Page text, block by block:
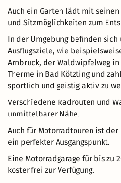
Auch ein Garten lädt mit
und Sitzmöglichkeiten zum
In der Umgebung befinden
Ausflugsziele, wie
Arnbruck, der Waldwipfelweg in
Therme in Bad Kötzting und
sportlich und geistig aktiv zu
Verschiedene Radrouten und
unmittelbarer Nähe.
Auch für Motorradtouren ist der
ein perfekter Ausgangspunkt.
Eine Motorradgarage für bis zu
kostenfrei zur Verfügung.